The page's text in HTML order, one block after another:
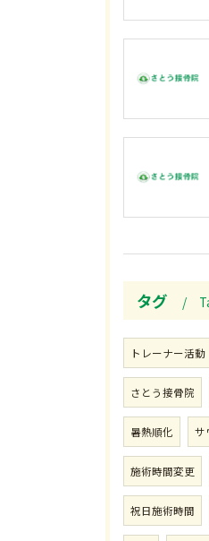
タグ
トレーナー活動
さとう接骨院
暑熱順化 サ
施術時間変更
祝日施術時間